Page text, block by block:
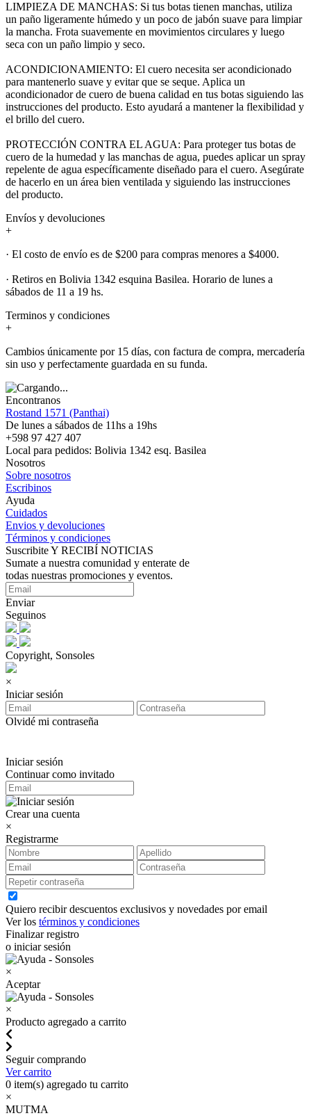
LIMPIEZA DE MANCHAS: Si tus botas tienen manchas, utiliza
un paño ligeramente húmedo y un poco de jabón suave para limpiar
la mancha. Frota suavemente en movimientos circulares y luego
seca con un paño limpio y seco.
ACONDICIONAMIENTO: El cuero necesita ser acondicionado
para mantenerlo suave y evitar que se seque. Aplica un
acondicionador de cuero de buena calidad en tus botas siguiendo las
instrucciones del producto. Esto ayudará a mantener la flexibilidad y
el brillo del cuero.
PROTECCIÓN CONTRA EL AGUA: Para proteger tus botas de
cuero de la humedad y las manchas de agua, puedes aplicar un spray
repelente de agua específicamente diseñado para el cuero. Asegúrate
de hacerlo en un área bien ventilada y siguiendo las instrucciones
del producto.
Envíos y devoluciones
+
· El costo de envío es de $200 para compras menores a $4000.
· Retiros en Bolivia 1342 esquina Basilea. Horario de lunes a
sábados de 11 a 19 hs.
Terminos y condiciones
+
Cambios únicamente por 15 días, con factura de compra, mercadería
sin uso y perfectamente guardada en su funda.
Encontranos
Rostand 1571 (Panthai)
De lunes a sábados de 11hs a 19hs
+598 97 427 407
Local para pedidos: Bolivia 1342 esq. Basilea
Nosotros
Sobre nosotros
Escribinos
Ayuda
Cuidados
Envios y devoluciones
Términos y condiciones
Suscribite Y RECIBÍ NOTICIAS
Sumate a nuestra comunidad y enterate de
todas nuestras promociones y eventos.
Enviar
Seguinos
Copyright, Sonsoles
×
Iniciar sesión
Olvidé mi contraseña
Iniciar sesión
Continuar como invitado
Crear una cuenta
×
Registrarme
Quiero recibir descuentos exclusivos y novedades por email
Ver los términos y condiciones
Finalizar registro
o iniciar sesión
×
Aceptar
×
Producto agregado a carrito
Seguir comprando
Ver carrito
0 item(s) agregado tu carrito
×
MUTMA